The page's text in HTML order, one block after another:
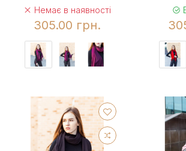
Немає в наявності
305.00 грн.